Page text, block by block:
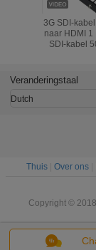
3G SDI-
naar HDMI 1
SDI-kabel
micro
SDI
Veranderingstaal
Dutch
Thuis Over ons
Copyright ©